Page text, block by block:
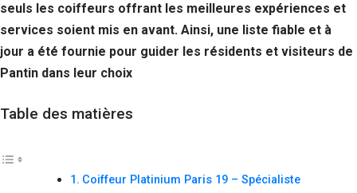
seuls les coiffeurs offrant les meilleures expériences et
services soient mis en avant. Ainsi, une liste fiable et à
jour a été fournie pour guider les résidents et visiteurs de
Pantin dans leur choix
Table des matières
Coiffeur Platinium Paris 19 – Spécialiste